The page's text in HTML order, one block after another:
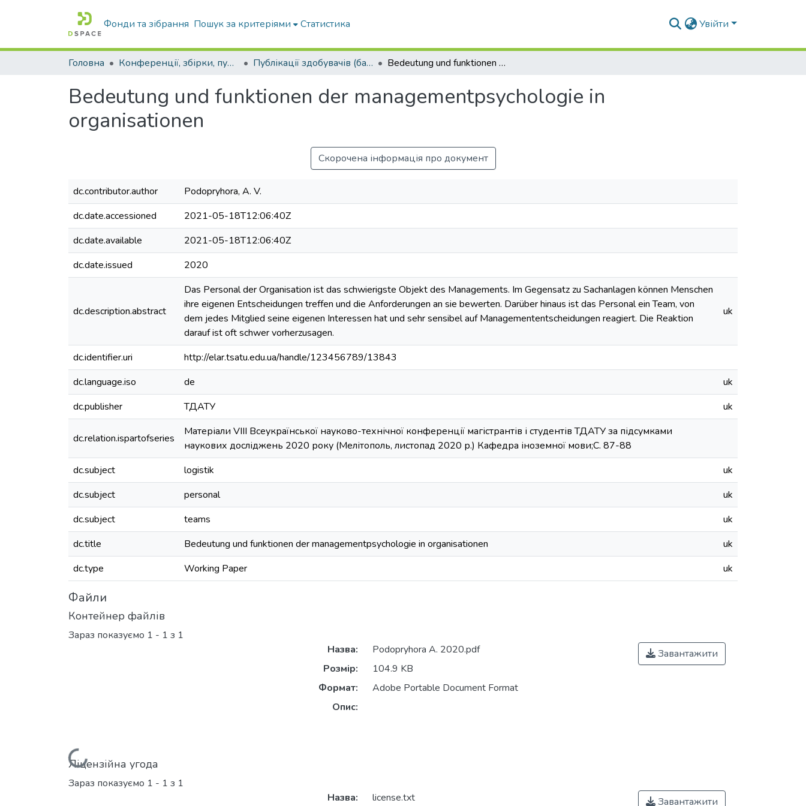
Фонди та зібрання Пошук за критеріями Статистика Увійти
Головна Конференції, збірки, публікації молодих вчених і здобувачів : магістрів, бакалаврів, аспірантів. Публікації здобувачів (бакалаврів. магістрів, аспірантів) Bedeutung und funktionen der managementpsychologie in organisationen
Bedeutung und funktionen der managementpsychologie in
organisationen
Скорочена інформація про документ
dc.contributor.author
Podopryhora, A. V.
dc.date.accessioned
2021-05-18T12:06:40Z
dc.date.available
2021-05-18T12:06:40Z
dc.date.issued
2020
dc.description.abstract
Das Personal der Organisation ist das schwierigste Objekt des Managements. Im Gegensatz zu Sachanlagen können Menschen
ihre eigenen Entscheidungen treffen und die Anforderungen an sie bewerten. Darüber hinaus ist das Personal ein Team, von
dem jedes Mitglied seine eigenen Interessen hat und sehr sensibel auf Managemententscheidungen reagiert. Die Reaktion
darauf ist oft schwer vorherzusagen.
uk
dc.identifier.uri
http://elar.tsatu.edu.ua/handle/123456789/13843
dc.language.iso
de
uk
dc.publisher
ТДАТУ uk
dc.relation.ispartofseries
Матеріали VIII Всеукраїнської науково-технічної конференції магістрантів і студентів ТДАТУ за підсумками
наукових досліджень 2020 року (Мелітополь, листопад 2020 р.) Кафедра іноземної мови;C. 87-88
dc.subject
logistik
uk
dc.subject
personal
uk
dc.subject
teams
uk
dc.title
Bedeutung und funktionen der managementpsychologie in organisationen
uk
dc.type
Working Paper uk
Файли
Контейнер файлів
Зараз показуємо 1 - 1 з 1
Вантажиться...
Назва:
Podopryhora A. 2020.pdf
Розмір:
104.9 KB
Формат:
Adobe Portable Document Format
Опис:
Завантажити
Ліцензійна угода
Зараз показуємо 1 - 1 з 1
Назва:
license.txt Завантажити